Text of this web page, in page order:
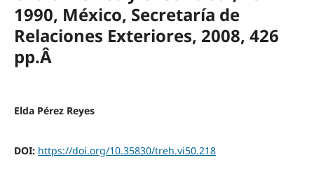
1990, México, Secretaría de
Relaciones Exteriores, 2008, 426
pp.Â
Elda Pérez Reyes
DOI: https://doi.org/10.35830/treh.vi50.218